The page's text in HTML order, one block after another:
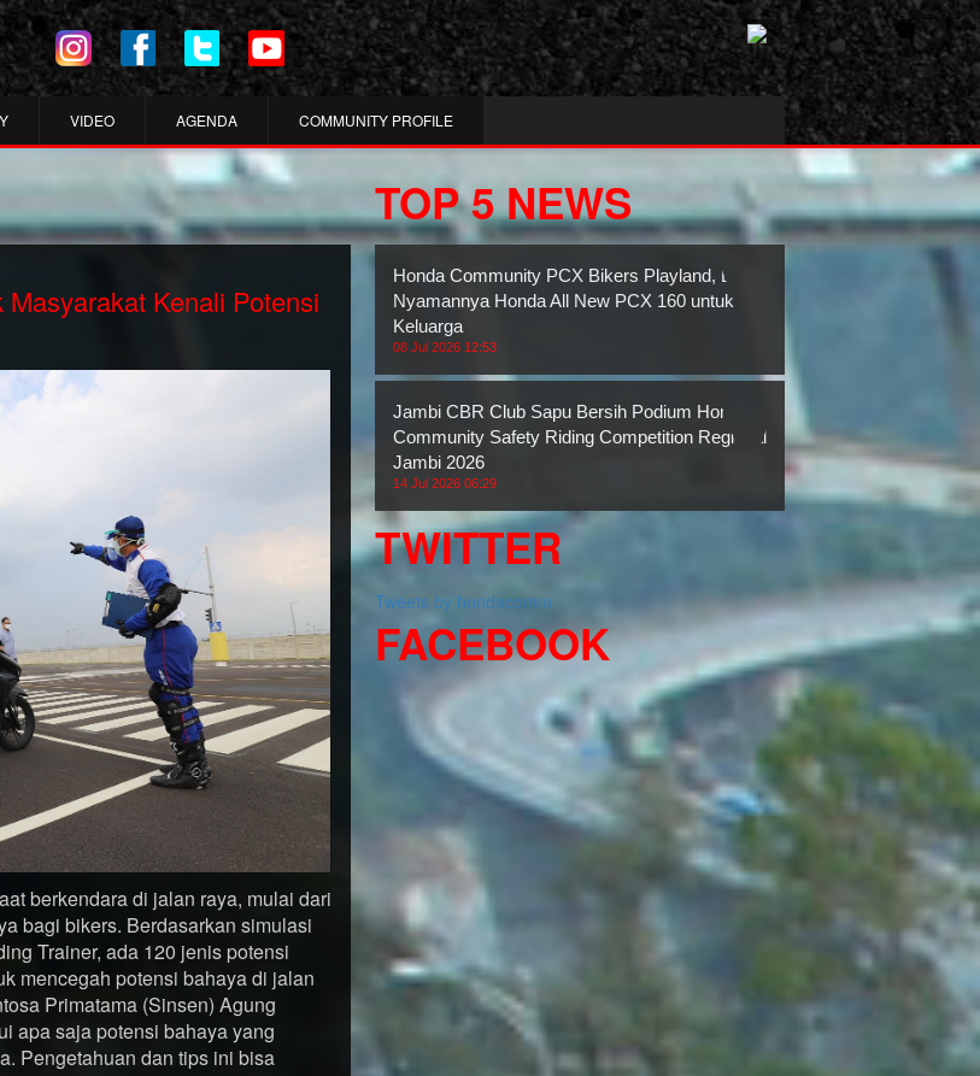
VIDEO AGENDA COMMUNITY PROFILE
Kenali Potensi
berkendara di jalan raya, mulai dari
bagi bikers. Berdasarkan simulasi
Trainer, ada 120 jenis potensi
mencegah potensi bahaya di jalan
Primatama (Sinsen) Agung
apa saja potensi bahaya yang
Pengetahuan dan tips ini bisa
TOP 5 NEWS
Honda Community PCX Bikers Playland, Bukti
Nyamannya Honda All New PCX 160 untuk
Keluarga
08 Jul 2026 12:53
Jambi CBR Club Sapu Bersih Podium Honda
Community Safety Riding Competition Regional
Jambi 2026
14 Jul 2026 06:29
TWITTER
Tweets by hondacomm
FACEBOOK